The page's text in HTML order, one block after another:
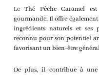
Le Thé Pêche Caramel
gourmande. Il offre
ingrédients naturels et ses
reconnu pour son potentiel
favorisant un bien-être
De plus, il contribue à une